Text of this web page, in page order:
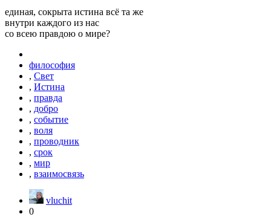
единая, сокрыта истина всё та же
внутри каждого из нас
со всею правдою о мире?
философия
, Свет
, Истина
, правда
, добро
, событие
, воля
, проводник
, срок
, мир
, взаимосвязь
vluchit
0